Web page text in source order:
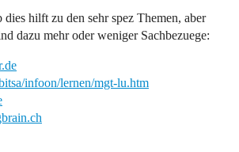
hilft zu den sehr spez Themen, aber
dazu mehr oder weniger Sachbezuege:
infoon/lernen/mgt-lu.htm